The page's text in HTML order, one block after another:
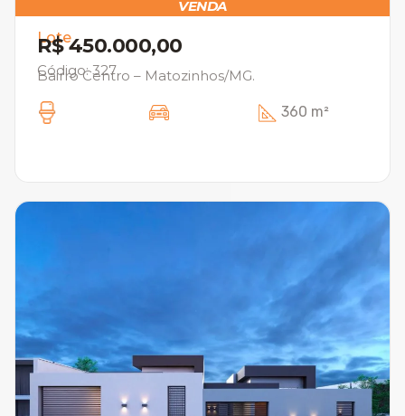
VENDA
Lote
R$ 450.000,00
Código: 327
Bairro Centro – Matozinhos/MG.
360 m²